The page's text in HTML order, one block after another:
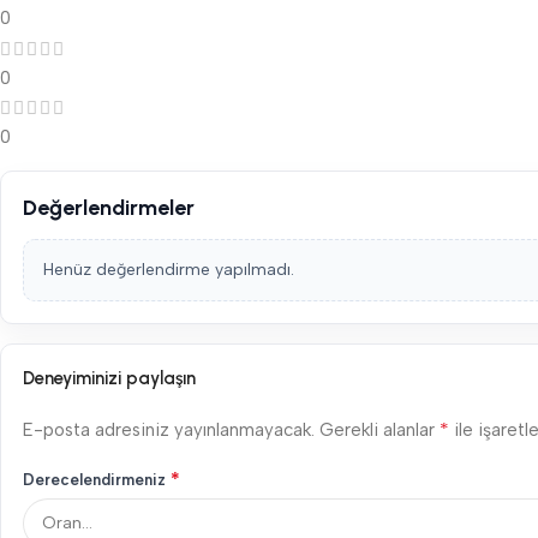
0
0
0
Değerlendirmeler
Henüz değerlendirme yapılmadı.
Deneyiminizi paylaşın
E-posta adresiniz yayınlanmayacak. Gerekli alanlar * ile
Derecelendirmeniz *